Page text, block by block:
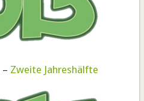
– Zweite Jahreshälfte